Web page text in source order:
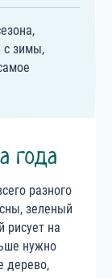
с зимы,
года
разного
зеленый
рисует на
нужно
дерево,